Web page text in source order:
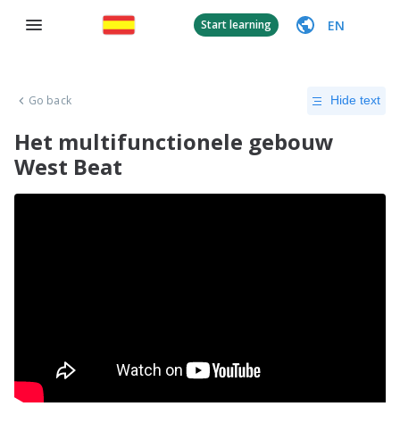
Start learning EN
Go back Hide text
Het multifunctionele gebouw
West Beat